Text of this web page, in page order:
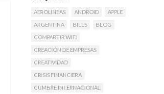
AEROLINEAS ANDROID
APPLE
ARGENTINA
BILLS
BLOG
COMPARTIR WIFI
CREACIÓN DE EMPRESAS
CREATIVIDAD
CRISIS FINANCIERA
CUMBRE INTERNACIONAL